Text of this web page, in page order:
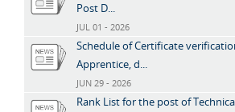
Post D...
JUL 01 - 2026
Schedule of Certificate
Apprentice, d...
JUN 29 - 2026
Rank List for the post of